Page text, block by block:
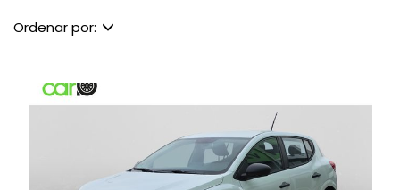
Ordenar por: